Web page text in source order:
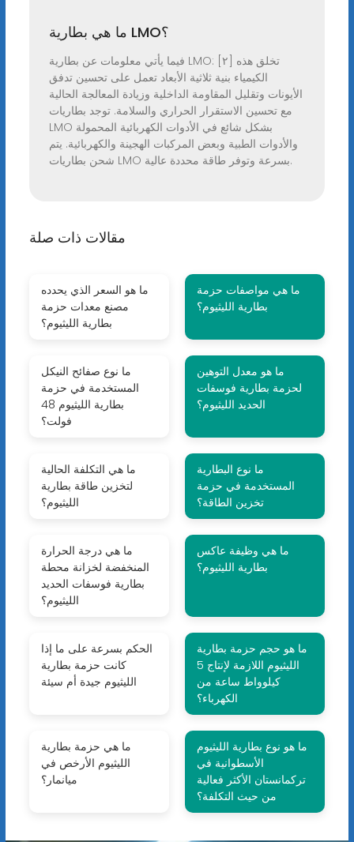
ما هي بطارية LMO؟
فيما يأتي معلومات عن بطارية LMO: [٢] تخلق هذه
الكيمياء بنية ثلاثية الأبعاد تعمل على تحسين تدفق
الأيونات وتقليل المقاومة الداخلية وزيادة المعالجة الحالية
مع تحسين الاستقرار الحراري والسلامة. توجد بطاريات
LMO بشكل شائع في الأدوات الكهربائية المحمولة
والأدوات الطبية وبعض المركبات الهجينة والكهربائية. يتم
شحن بطاريات LMO بسرعة وتوفر طاقة محددة عالية.
مقالات ذات صلة
ما هو السعر الذي يحدده
مصنع معدات حزمة
بطارية الليثيوم؟
ما هي مواصفات حزمة
بطارية الليثيوم؟
ما نوع صفائح النيكل
المستخدمة في حزمة
بطارية الليثيوم 48
فولت؟
ما هو معدل التوهين
لحزمة بطارية فوسفات
الحديد الليثيوم؟
ما هي التكلفة الحالية
لتخزين طاقة بطارية
الليثيوم؟
ما نوع البطارية
المستخدمة في حزمة
تخزين الطاقة؟
ما هي درجة الحرارة
المنخفضة لخزانة محطة
بطارية فوسفات الحديد
الليثيوم؟
ما هي وظيفة عاكس
بطارية الليثيوم؟
الحكم بسرعة على ما إذا
كانت حزمة بطارية
الليثيوم جيدة أم سيئة
ما هو حجم حزمة بطارية
الليثيوم اللازمة لإنتاج 5
كيلوواط ساعة من
الكهرباء؟
ما هي حزمة بطارية
الليثيوم الأرخص في
ميانمار؟
ما هو نوع بطارية الليثيوم
الأسطوانية في
تركمانستان الأكثر فعالية
من حيث التكلفة؟